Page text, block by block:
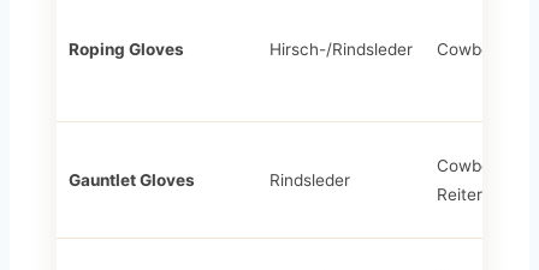
Roping Gloves Hirsch-/Rindsleder Cowboys
Gauntlet Gloves Rindsleder
Cowboys,
Reiter